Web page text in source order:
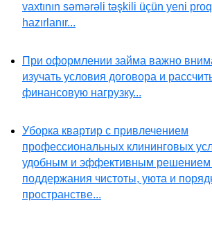
vaxtının səmərəli təşkili üçün yeni
hazırlanır...
При оформлении займа важно
изучать условия договора и
финансовую нагрузку...
Уборка квартир с привлечением
профессиональных клининговых
удобным и эффективным решением
поддержания чистоты, уюта и
пространстве...